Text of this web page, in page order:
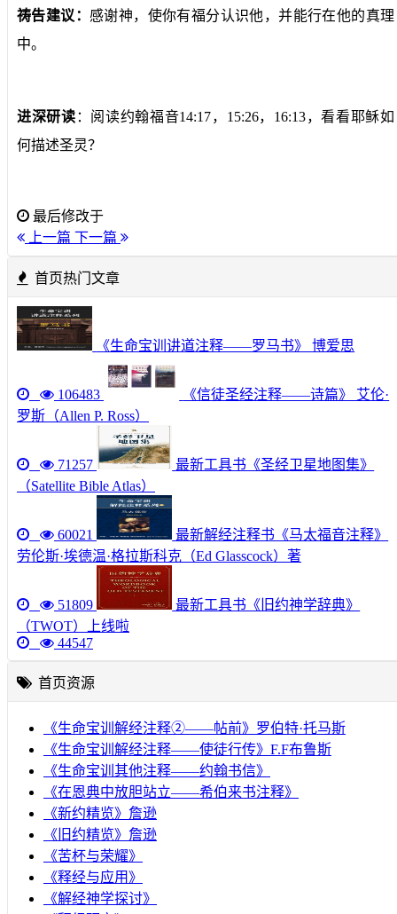
祷告建议： 感谢神，使你有福分认识他，并能行在他的真理
中。
进深研读 ：阅读约翰福音14:17，15:26，16:13，看看耶稣如
何描述圣灵？
最后修改于
上一篇 下一篇
首页热门文章
《生命宝训讲道注释——罗马书》 博爱思
106483
《信徒圣经注释——诗篇》 艾伦·
罗斯（Allen P. Ross）
71257
最新工具书《圣经卫星地图集》
（Satellite Bible Atlas）
60021
最新解经注释书《马太福音注释》
劳伦斯·埃德温·格拉斯科克（Ed Glasscock）著
51809
最新工具书《旧约神学辞典》
（TWOT）上线啦
44547
首页资源
《生命宝训解经注释②——帖前》罗伯特·托马斯
《生命宝训解经注释——使徒行传》F.F布鲁斯
《生命宝训其他注释——约翰书信》
《在恩典中放胆站立——希伯来书注释》
《新约精览》詹逊
《旧约精览》詹逊
《苦杯与荣耀》
《释经与应用》
《解经神学探讨》